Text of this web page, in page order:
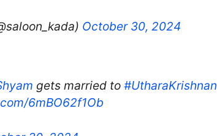
October 30, 2024
gets married to #UtharaKrishnan
6mBO62f1Ob